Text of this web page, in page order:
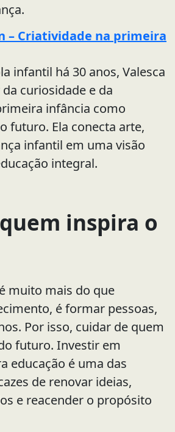
– Criatividade na primeira
infantil há 30 anos, Valesca
curiosidade e da
infância como
futuro. Ela conecta arte,
infantil em uma visão
integral.
inspira o
muito mais do que
é formar pessoas,
Por isso, cuidar de quem
futuro. Investir em
educação é uma das
de renovar ideias,
e reacender o propósito